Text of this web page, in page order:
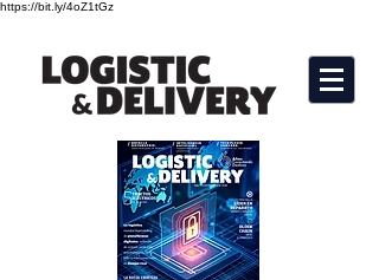
https://bit.ly/4oZ1tGz